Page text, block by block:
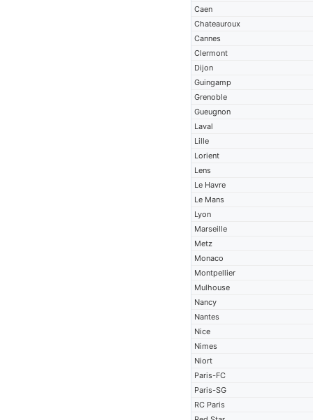
Caen
Chateauroux
Cannes
Clermont
Dijon
Guingamp
Grenoble
Gueugnon
Laval
Lille
Lorient
Lens
Le Havre
Le Mans
Lyon
Marseille
Metz
Monaco
Montpellier
Mulhouse
Nancy
Nantes
Nice
Nimes
Niort
Paris-FC
Paris-SG
RC Paris